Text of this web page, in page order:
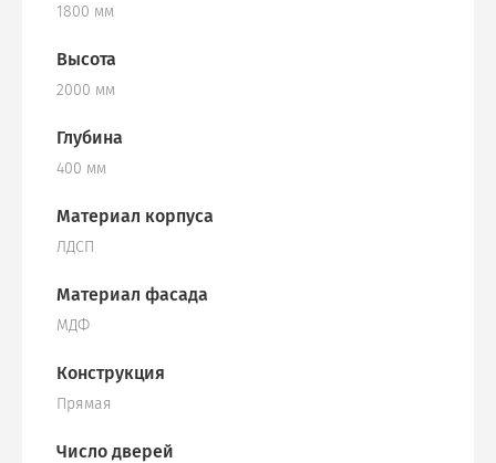
1800 мм
Высота
2000 мм
Глубина
400 мм
Материал корпуса
ЛДСП
Материал фасада
МДФ
Конструкция
Прямая
Число дверей